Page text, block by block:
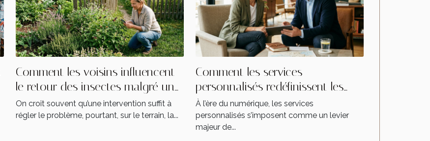
Comment les voisins influencent
le retour des insectes malgré une
intervention locale
On croit souvent qu’une intervention suffit à
régler le problème, pourtant, sur le terrain, la...
Comment les services
personnalisés redéfinissent les
attentes dans l'industrie
À l’ère du numérique, les services
personnalisés s’imposent comme un levier
majeur de...